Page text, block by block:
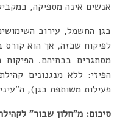
אנשים אינה מספיקה,
בגן החשמל, עירוב
לפיקוח שכזה, אך הוא קורס
מסתגרים בבתיהם.
הפיזי: ללא מנגנונים
פעילות משותפת בגן),
סיכום: מ”חלון שבור”